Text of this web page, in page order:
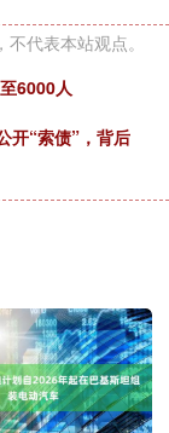
代表本站观点。
6000人
开“索债”，背后